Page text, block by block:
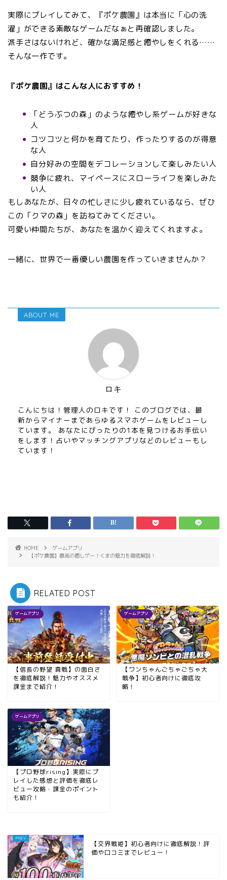
実際にプレイしてみて、『ポケ農園』は本当に「心の洗
濯」ができる素敵なゲームだなぁと再確認しました。
派手さはないけれど、確かな満足感と癒やしをくれる……
そんな一作です。
『ポケ農園』はこんな人におすすめ！
「どうぶつの森」のような癒やし系ゲームが好きな
人
コツコツと何かを育てたり、作ったりするのが得意
な人
自分好みの空間をデコレーションして楽しみたい人
競争に疲れ、マイペースにスローライフを楽しみた
い人
もしあなたが、日々の忙しさに少し疲れているなら、ぜひ
この「クマの森」を訪ねてみてください。
可愛い仲間たちが、あなたを温かく迎えてくれますよ。
一緒に、世界で一番優しい農園を作っていきませんか？
ABOUT ME
ロキ
こんにちは！管理人のロキです！ このブログでは、最
新からマイナーまであらゆるスマホゲームをレビューし
ています。 あなたにぴったりの1本を見つけるお手伝い
をします！占いやマッチングアプリなどのレビューもし
ています！
HOME
ゲームアプリ
【ポケ農園】最高の癒しゲー！くまの魅力を徹底解説！
RELATED POST
ゲームアプリ
【信長の野望 真戦】の面白さ
を徹底解説！魅力やオススメ
課金まで紹介！
ゲームアプリ
【ワンちゃんごちゃごちゃ大
戦争】初心者向けに徹底攻
略！
ゲームアプリ
【プロ野球rising】実際にプ
レイした感想と評価を徹底レ
ビュー攻略・課金のポイント
も紹介！
【交界戦姫】初心者向けに徹底解説！評
価や口コミまでレビュー！